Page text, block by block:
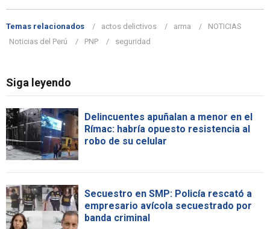
Temas relacionados actos delictivos arma
NOTICIAS
Noticias del Perú
PNP seguridad
Siga leyendo
Delincuentes apuñalan a menor en el
Rímac: habría opuesto resistencia al
robo de su celular
Secuestro en SMP: Policía rescató a
empresario avícola secuestrado por
banda criminal